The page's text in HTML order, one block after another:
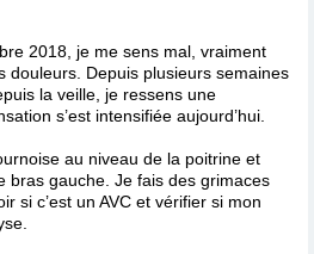
2018, je me sens mal, vraiment
douleurs. Depuis plusieurs semaines
la veille, je ressens une
s’est intensifiée aujourd’hui.
au niveau de la poitrine et
bras gauche. Je fais des grimaces
si c’est un AVC et vérifier si mon